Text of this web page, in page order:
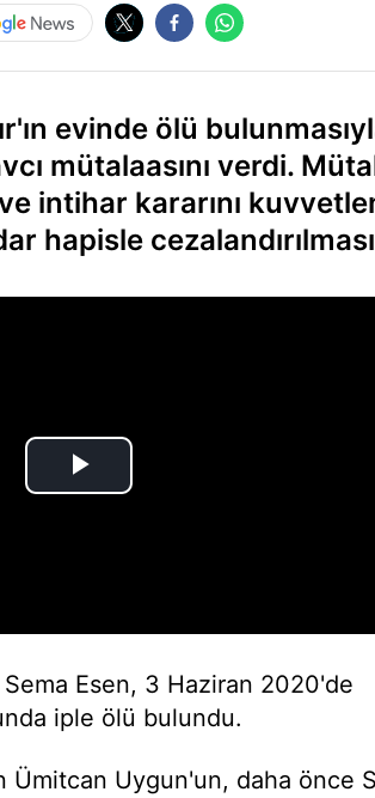
evinde ölü
mütalaasını verdi.
intihar kararını
hapisle
Sema Esen, 3 Haziran 2020'de
iple ölü bulundu.
Uygun'un, daha önce